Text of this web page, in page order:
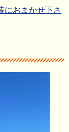
におまかせ下さ